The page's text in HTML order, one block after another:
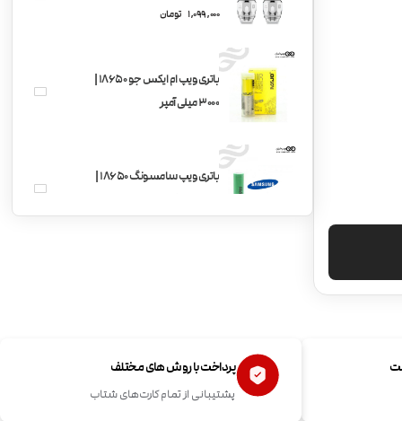
1,099,000 تومان
باتری ویپ ام ایکس جو 18650 |
3000 میلی آمپر
باتری ویپ سامسونگ 18650 |
پرداخت با روش های مختلف
پشتیبانی از تمام کارت‌های شتاب